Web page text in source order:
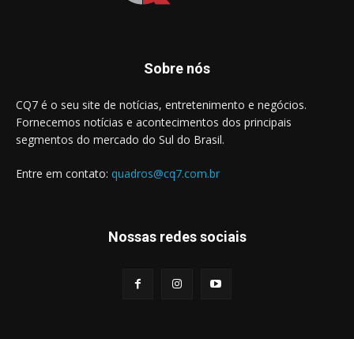
Sobre nós
CQ7 é o seu site de notícias, entretenimento e negócios.
Fornecemos notícias e acontecimentos dos principais
segmentos do mercado do Sul do Brasil.
Entre em contato: quadros@cq7.com.br
Nossas redes sociais